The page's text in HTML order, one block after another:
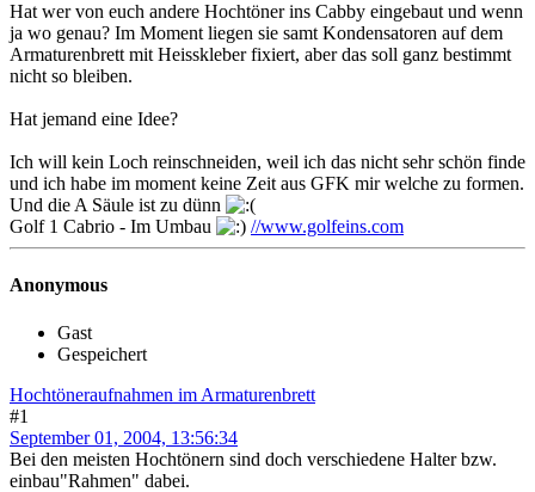
Hat wer von euch andere Hochtöner ins Cabby eingebaut und wenn
ja wo genau? Im Moment liegen sie samt Kondensatoren auf dem
Armaturenbrett mit Heisskleber fixiert, aber das soll ganz bestimmt
nicht so bleiben.
Hat jemand eine Idee?
Ich will kein Loch reinschneiden, weil ich das nicht sehr schön finde
und ich habe im moment keine Zeit aus GFK mir welche zu formen.
Und die A Säule ist zu dünn
Golf 1 Cabrio - Im Umbau
//www.golfeins.com
Anonymous
Gast
Gespeichert
Hochtöneraufnahmen im Armaturenbrett
#1
September 01, 2004, 13:56:34
Bei den meisten Hochtönern sind doch verschiedene Halter bzw.
einbau"Rahmen" dabei.